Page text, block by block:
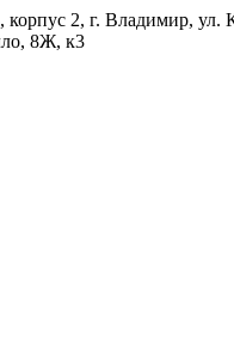
корпус 2, г. Владимир,
8Ж, к3